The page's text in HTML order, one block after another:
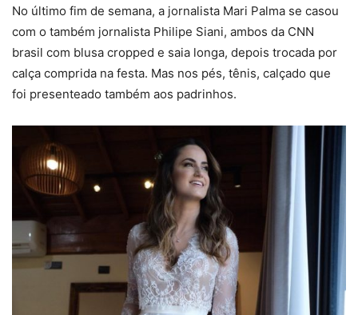
No último fim de semana, a jornalista Mari Palma se casou
com o também jornalista Philipe Siani, ambos da CNN
brasil com blusa cropped e saia longa, depois trocada por
calça comprida na festa. Mas nos pés, tênis, calçado que
foi presenteado também aos padrinhos.